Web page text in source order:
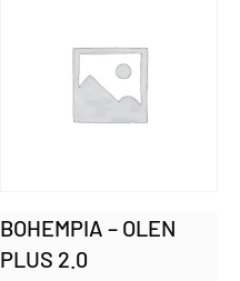
BOHEMPIA – OLEN
PLUS 2.0